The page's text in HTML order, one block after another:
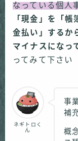
なっている個人
「現金」を「帳
金払い」するか
マイナスになっ
ってみて下さい
ネギトロく
ん
事
補
概